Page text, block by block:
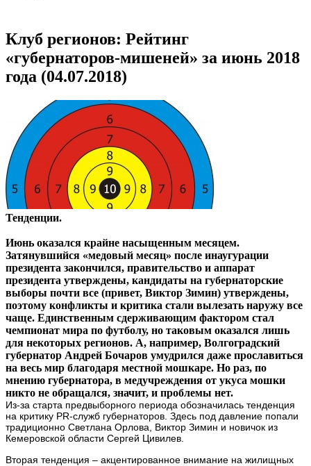
Клуб регионов: Рейтинг
«губернаторов-мишеней» за июнь 2018
года (04.07.2018)
Тенденции.
Июнь оказался крайне насыщенным месяцем.
Затянувшийся «медовый месяц» после инаугурации
президента закончился, правительство и аппарат
президента утверждены, кандидаты на губернаторские
выборы почти все (привет, Виктор Зимин) утверждены,
поэтому конфликты и критика стали вылезать наружу все
чаще. Единственным сдерживающим фактором стал
чемпионат мира по футболу, но таковым оказался лишь
для некоторых регионов. А, например, Волгоградский
губернатор Андрей Бочаров умудрился даже прославиться
на весь мир благодаря местной мошкаре. Но раз, по
мнению губернатора, в медучреждения от укуса мошки
никто не обращался, значит, и проблемы нет.
Из-за старта предвыборного периода обозначилась тенденция
на критику PR-служб губернаторов. Здесь под давление попали
традиционно Светлана Орлова, Виктор Зимин и новичок из
Кемеровской области Сергей Цивилев.
Вторая тенденция – акцентированное внимание на жилищных